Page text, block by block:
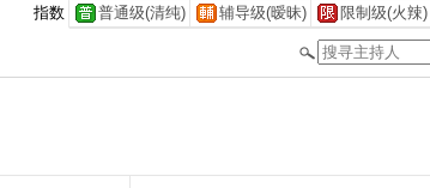
指数 普通级(清纯) 辅导级(暧昧) 限制级(火辣)